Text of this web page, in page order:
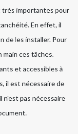
très importantes pour
En effet, il
de les installer. Pour
ces tâches.
et accessibles à
il est nécessaire de
n'est pas nécessaire